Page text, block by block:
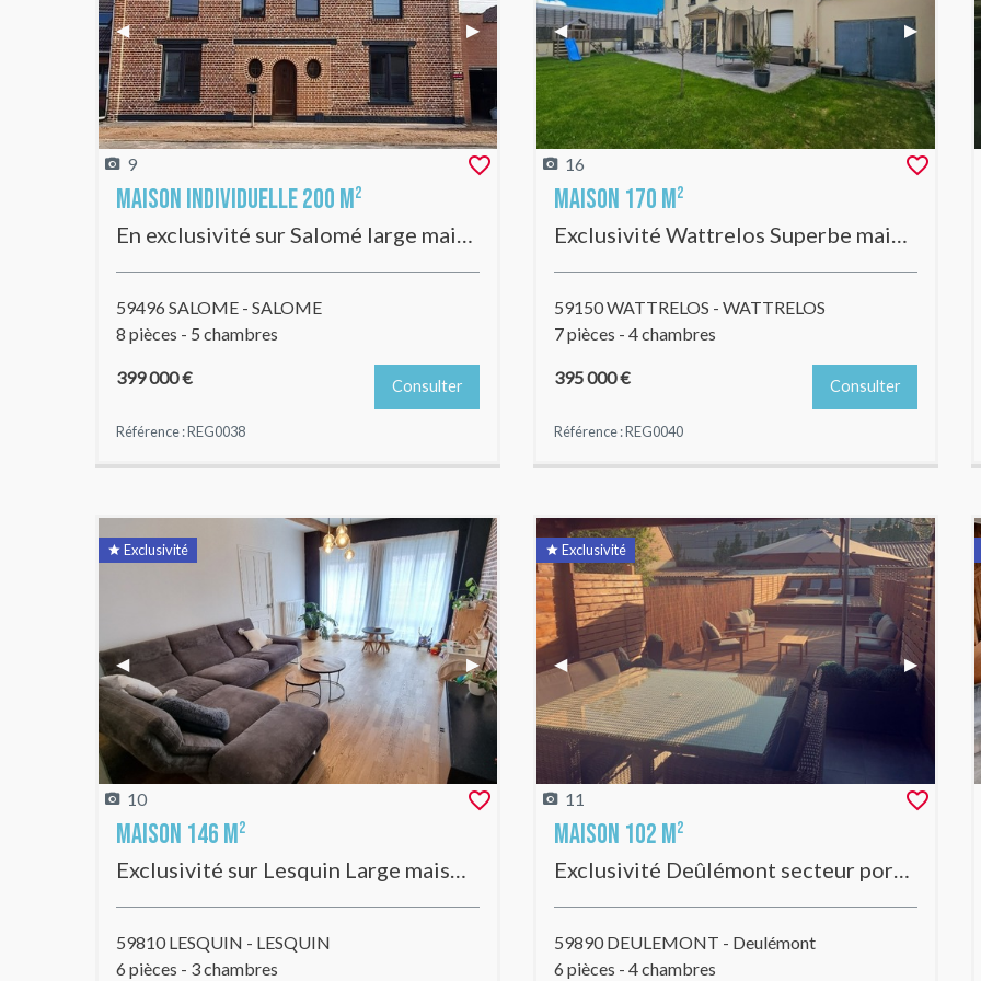
Previous Slide
◀︎ Next Slide
▶︎
9
Maison Individuelle 200 m²
En exclusivité sur Salomé large maison Individuelle entièrement rénovée, 5 chambres, 1100m2 de terrain
59496 SALOME - SALOME
8 pièces - 5 chambres
399 000 €
Référence : REG0038
Consulter
Previous Slide
◀︎ Next Slide
▶︎
16
Maison 170 m²
Exclusivité Wattrelos Superbe maison entièrement rénovée, 4 chambres, jardin, garage! Magnifique !
59150 WATTRELOS - WATTRELOS
7 pièces - 4 chambres
395 000 €
Référence : REG0040
Consulter
Exclusivité
Previous Slide
◀︎ Next Slide
▶︎
10
Maison 146 m²
59810 LESQUIN - LESQUIN
6 pièces - 3 chambres
Exclusivité
Previous Slide
◀︎ Next Slide
▶︎
11
Maison 102 m²
59890 DEULEMONT - Deulémont
6 pièces - 4 chambres